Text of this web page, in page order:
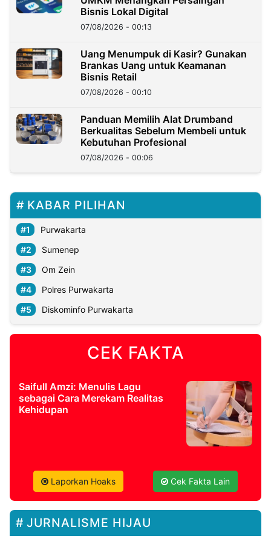
Bisnis Lokal Digital
07/08/2026 - 00:13
Uang Menumpuk di Kasir? Gunakan
Brankas Uang untuk Keamanan
Bisnis Retail
07/08/2026 - 00:10
Panduan Memilih Alat Drumband
Berkualitas Sebelum Membeli untuk
Kebutuhan Profesional
07/08/2026 - 00:06
KABAR PILIHAN
Purwakarta
Sumenep
Om Zein
Polres Purwakarta
Diskominfo Purwakarta
CEK FAKTA
Saifull Amzi: Menulis Lagu
sebagai Cara Merekam Realitas
Kehidupan
Laporkan Hoaks Cek Fakta Lain
JURNALISME HIJAU